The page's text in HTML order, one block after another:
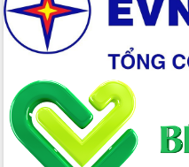
Ứng dụng sinh trắc học - Bước tiến
trong hành trình chuyển đổi số tại Đắk
Lắk
Đắk Lắk nâng cao hiệu quả công tác
Đảng từ Sổ tay đảng viên điện tử
Đắk Lắk đẩy mạnh nuôi biển công
nghệ, hướng tới phát triển thủy sản
bền vững